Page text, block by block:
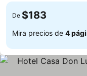
De $183
Mira precios de 4